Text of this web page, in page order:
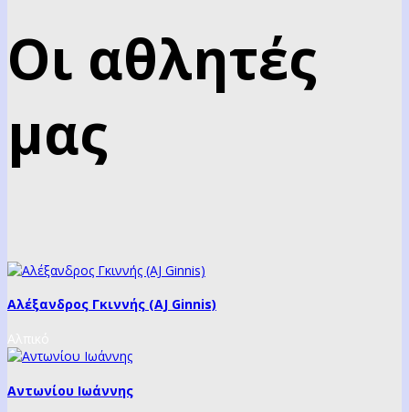
Οι αθλητές
μας
Αλέξανδρος Γκιννής (ΑJ Ginnis)
Αντωνίου Ιωάννης